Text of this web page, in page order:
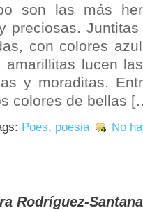
son las más
preciosas.
con colores
lucen
y moraditas.
colores de bellas
Poes, poesia No
Rodríguez-Santana